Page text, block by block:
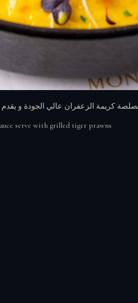
كريمة الزعفران عالي الجودة و يقدم
serve with grilled tiger prawns